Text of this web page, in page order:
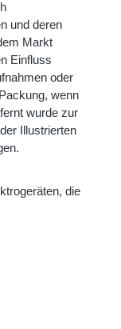
und deren
Markt
Einfluss
oder
wenn
wurde zur
Illustrierten
die